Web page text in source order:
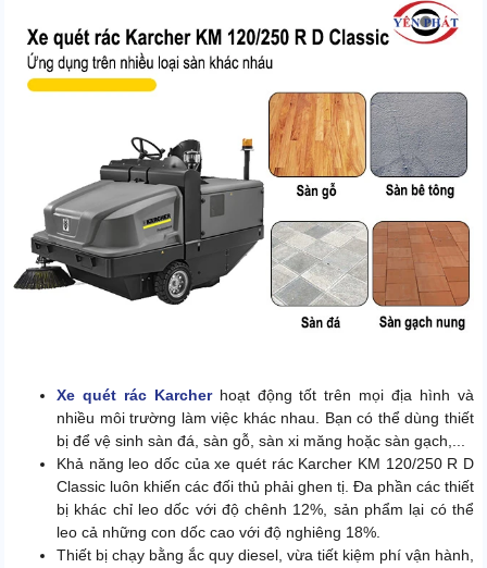
Xe quét rác Karcherhoạt động tốt trên mọi địa hình và
nhiều môi trường làm việc khác nhau. Bạn có thể dùng thiết
bị để vệ sinh sàn đá, sàn gỗ, sàn xi măng hoặc sàn gạch,...
Khả năng leo dốc của xe quét rác Karcher KM 120/250 R D
Classic luôn khiến các đối thủ phải ghen tị. Đa phần các thiết
bị khác chỉ leo dốc với độ chênh 12%, sản phẩm lại có thể
leo cả những con dốc cao với độ nghiêng 18%.
Thiết bị chạy bằng ắc quy diesel, vừa tiết kiệm phí vận hành,